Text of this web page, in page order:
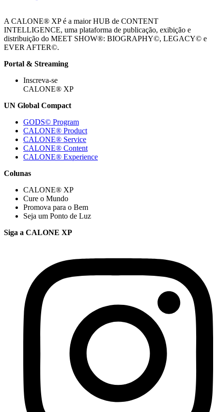
A CALONE® XP é a maior HUB de CONTENT
INTELLIGENCE, uma plataforma de publicação, exibição e
distribuição do MEET SHOW®: BIOGRAPHY©, LEGACY© e
EVER AFTER©.
Portal & Streaming
Inscreva-se
CALONE® XP
UN Global Compact
GODS© Program
CALONE® Product
CALONE® Service
CALONE® Content
CALONE® Experience
Colunas
CALONE® XP
Cure o Mundo
Promova para o Bem
Seja um Ponto de Luz
Siga a CALONE XP